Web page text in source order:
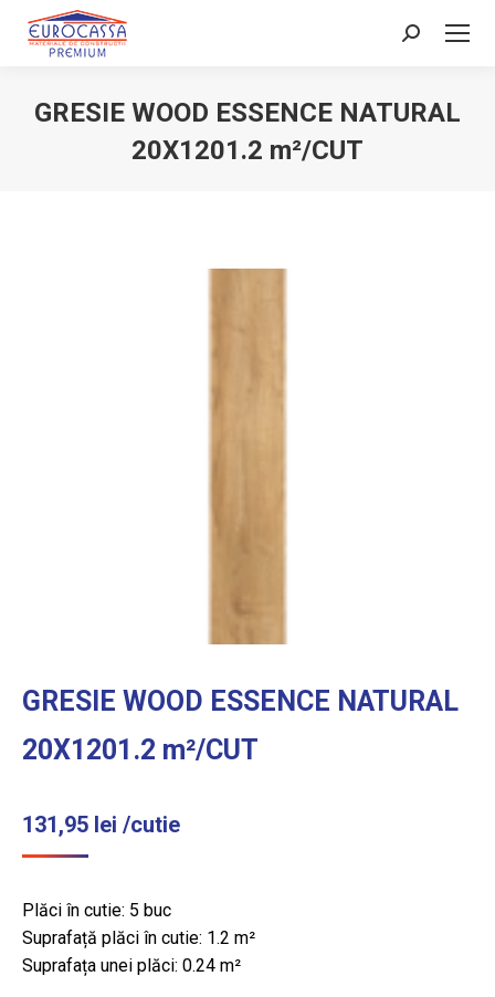
Search:
GRESIE WOOD ESSENCE NATURAL
20X1201.2 m²/CUT
GRESIE WOOD ESSENCE NATURAL
20X1201.2 m²/CUT
131,95 lei /cutie
Plăci în cutie: 5 buc
Suprafață plăci în cutie: 1.2 m²
Suprafața unei plăci: 0.24 m²